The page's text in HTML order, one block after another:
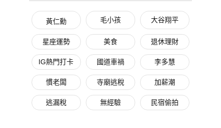
黃仁勳 毛小孩 大谷翔平
星座運勢 美食 退休理財
IG熱門打卡 國道車禍 李多慧
慣老闆 寺廟逃稅 加薪潮
逃漏稅 無經驗 民宿偷拍